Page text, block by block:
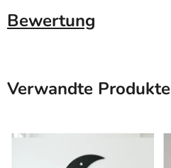
Bewertung
Verwandte Produkte